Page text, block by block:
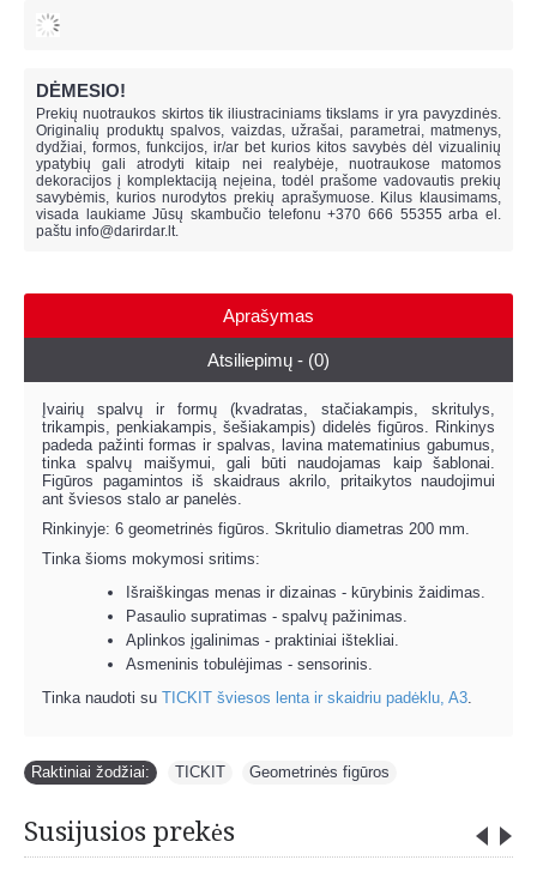
DĖMESIO!
Prekių nuotraukos skirtos tik iliustraciniams tikslams ir yra pavyzdinės.
Originalių produktų spalvos, vaizdas, užrašai, parametrai, matmenys,
dydžiai, formos, funkcijos, ir/ar bet kurios kitos savybės dėl vizualinių
ypatybių gali atrodyti kitaip nei realybėje, nuotraukose matomos
dekoracijos į komplektaciją neįeina, todėl prašome vadovautis prekių
savybėmis, kurios nurodytos prekių aprašymuose. Kilus klausimams,
visada laukiame Jūsų skambučio telefonu +370 666 55355 arba el.
paštu info@darirdar.lt.
Aprašymas
Atsiliepimų - (0)
Įvairių spalvų ir formų (kvadratas, stačiakampis, skritulys,
trikampis, penkiakampis, šešiakampis) didelės figūros. Rinkinys
padeda pažinti formas ir spalvas, lavina matematinius gabumus,
tinka spalvų maišymui, gali būti naudojamas kaip šablonai.
Figūros pagamintos iš skaidraus akrilo, pritaikytos naudojimui
ant šviesos stalo ar panelės.
Rinkinyje: 6 geometrinės figūros. Skritulio diametras 200 mm.
Tinka šioms mokymosi sritims:
Išraiškingas menas ir dizainas - kūrybinis žaidimas.
Pasaulio supratimas - spalvų pažinimas.
Aplinkos įgalinimas - praktiniai ištekliai.
Asmeninis tobulėjimas - sensorinis.
Tinka naudoti su TICKIT šviesos lenta ir skaidriu padėklu, A3.
Raktiniai žodžiai: TICKIT Geometrinės figūros
Susijusios prekės